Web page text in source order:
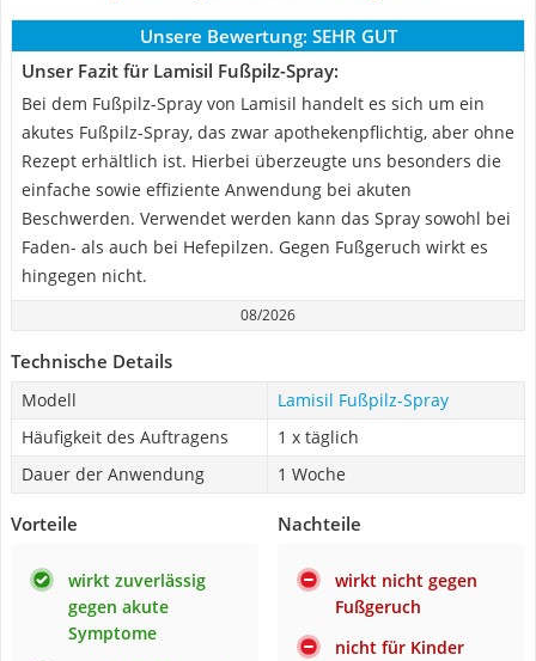
Unsere Bewertung: SEHR GUT
Unser Fazit für Lamisil Fußpilz-Spray:
Bei dem Fußpilz-Spray von Lamisil handelt es sich um ein
akutes Fußpilz-Spray, das zwar apothekenpflichtig, aber ohne
Rezept erhältlich ist. Hierbei überzeugte uns besonders die
einfache sowie effiziente Anwendung bei akuten
Beschwerden. Verwendet werden kann das Spray sowohl bei
Faden- als auch bei Hefepilzen. Gegen Fußgeruch wirkt es
hingegen nicht.
08/2026
Technische Details
Modell
Lamisil Fußpilz-Spray
Häufigkeit des Auftragens
1 x täglich
Dauer der Anwendung
1 Woche
Vorteile
wirkt zuverlässig
gegen akute
Symptome
Nachteile
wirkt nicht gegen
Fußgeruch
nicht für Kinder